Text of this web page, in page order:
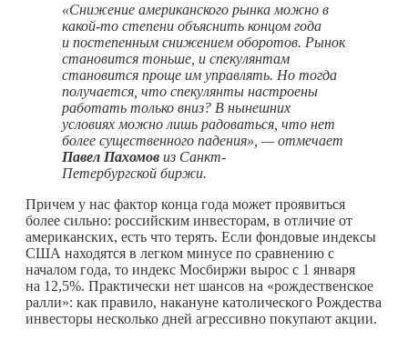
«Снижение американского рынка можно в
какой-то степени объяснить концом года
и постепенным снижением оборотов. Рынок
становится тоньше, и спекулянтам
становится проще им управлять. Но тогда
получается, что спекулянты настроены
работать только вниз? В нынешних
условиях можно лишь радоваться, что нет
более существенного падения», — отмечает
Павел Пахомов из Санкт-
Петербургской биржи.
Причем у нас фактор конца года может проявиться
более сильно: российским инвесторам, в отличие от
американских, есть что терять. Если фондовые индексы
США находятся в легком минусе по сравнению с
началом года, то индекс Мосбиржи вырос с 1 января
на 12,5%. Практически нет шансов на «рождественское
ралли»: как правило, накануне католического Рождества
инвесторы несколько дней агрессивно покупают акции.